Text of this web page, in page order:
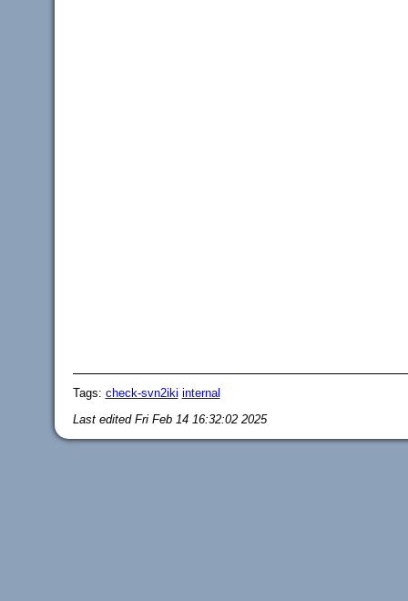
Tags: check-svn2iki internal
Last edited Fri Feb 14 16:32:02 2025